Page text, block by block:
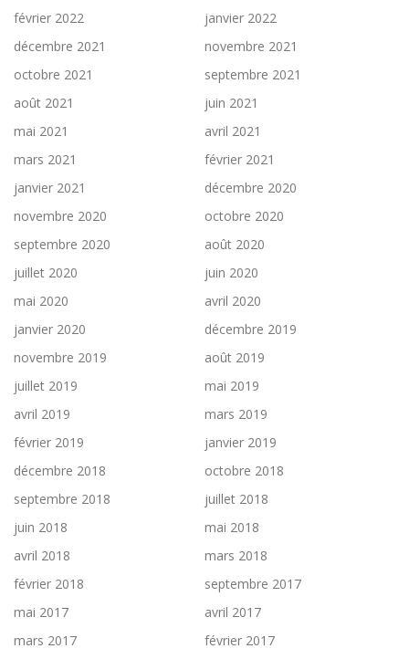
février 2022
janvier 2022
décembre 2021
novembre 2021
octobre 2021
septembre 2021
août 2021
juin 2021
mai 2021
avril 2021
mars 2021
février 2021
janvier 2021
décembre 2020
novembre 2020
octobre 2020
septembre 2020
août 2020
juillet 2020
juin 2020
mai 2020
avril 2020
janvier 2020
décembre 2019
novembre 2019
août 2019
juillet 2019
mai 2019
avril 2019
mars 2019
février 2019
janvier 2019
décembre 2018
octobre 2018
septembre 2018
juillet 2018
juin 2018
mai 2018
avril 2018
mars 2018
février 2018
septembre 2017
mai 2017
avril 2017
mars 2017
février 2017